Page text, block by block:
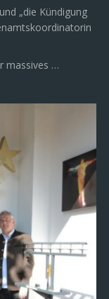
„die Kündigung
massives …